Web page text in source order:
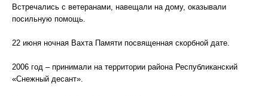
Встречались с ветеранами, навещали на дому, оказывали
посильную помощь.
22 июня ночная Вахта Памяти посвященная скорбной дате.
2006 год – принимали на территории района Республиканский
«Снежный десант».